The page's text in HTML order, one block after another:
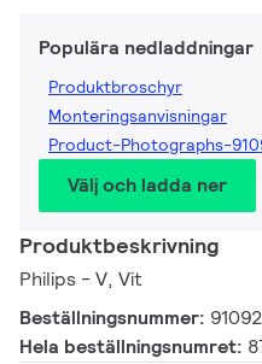
Populära nedladdningar
Produktbroschyr
Monteringsanvisningar
Product-Photographs-
Välj och ladda ner
Produktbeskrivning
Philips - V, Vit
Beställningsnummer:
Hela beställningsnumret: